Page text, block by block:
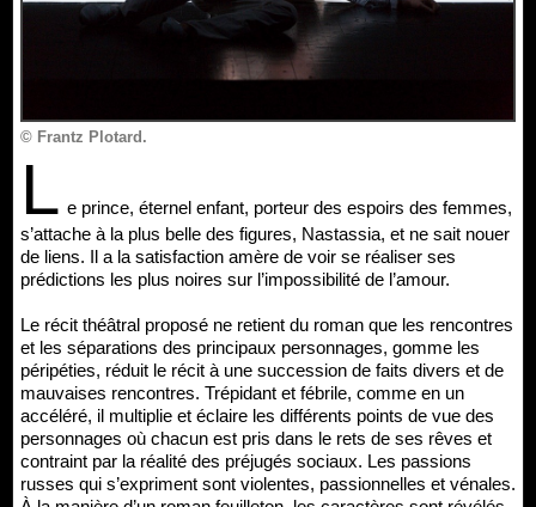
© Frantz Plotard.
L e prince, éternel enfant, porteur des espoirs des femmes,
s’attache à la plus belle des figures, Nastassia, et ne sait nouer
de liens. Il a la satisfaction amère de voir se réaliser ses
prédictions les plus noires sur l’impossibilité de l’amour.
Le récit théâtral proposé ne retient du roman que les rencontres
et les séparations des principaux personnages, gomme les
péripéties, réduit le récit à une succession de faits divers et de
mauvaises rencontres. Trépidant et fébrile, comme en un
accéléré, il multiplie et éclaire les différents points de vue des
personnages où chacun est pris dans le rets de ses rêves et
contraint par la réalité des préjugés sociaux. Les passions
russes qui s’expriment sont violentes, passionnelles et vénales.